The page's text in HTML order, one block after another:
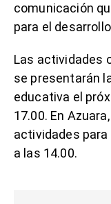
comunicación
para el
Las actividades
se presentarán
educativa el
17.00. En
actividades
a las 14.00.